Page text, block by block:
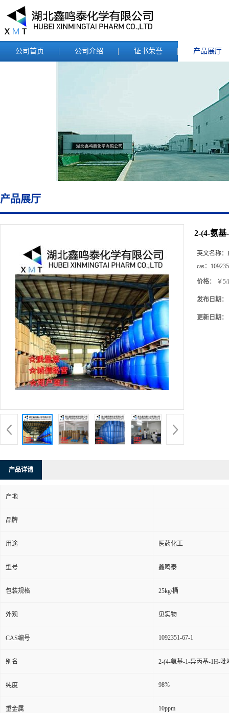
公司首页 公司介绍 证书荣誉 产品展厅
产品展厅
2-(4-氨
英文名称：
cas：
价格： ￥5/
发布日期：
更新日期：
产品详请
产地
品牌
用途 医药化工
型号 鑫鸣泰
包装规格 25kg/桶
外观 见实物
CAS编号 1092351-67-1
别名 2-(4-氨基-1-异丙基-1H-
纯度 98%
重金属 10ppm